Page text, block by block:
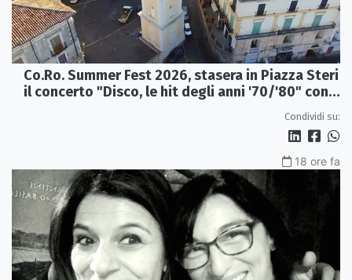
Co.Ro. Summer Fest 2026, stasera in Piazza Steri
il concerto "Disco, le hit degli anni '70/'80" con
Condividi su:
18 ore fa